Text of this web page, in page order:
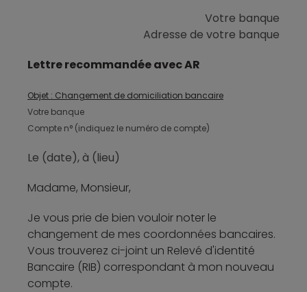
Votre banque
Adresse de votre banque
Lettre recommandée avec AR
Objet : Changement de domiciliation bancaire
Votre banque
Compte n° (indiquez le numéro de compte)
Le (date), à (lieu)
Madame, Monsieur,
Je vous prie de bien vouloir noter le
changement de mes coordonnées bancaires.
Vous trouverez ci-joint un Relevé d'identité
Bancaire (RIB) correspondant à mon nouveau
compte.